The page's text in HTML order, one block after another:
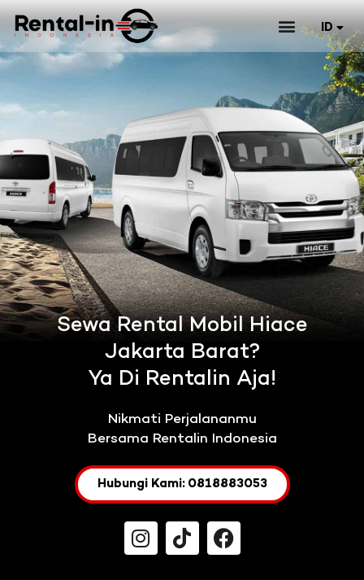
ID
EN
Sewa Rental Mobil Hiace
Jakarta Barat?
Ya Di Rentalin Aja!
Nikmati Perjalananmu
Bersama Rentalin Indonesia
Hubungi Kami: 0818883053